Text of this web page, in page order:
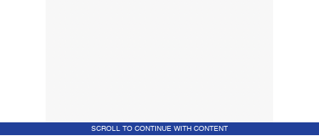
SCROLL TO CONTINUE WITH CONTENT